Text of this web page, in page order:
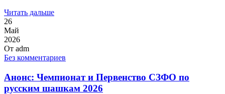
Читать дальше
26
Май
2026
От adm
Без комментариев
Анонс: Чемпионат и Первенство СЗФО по
русским шашкам 2026